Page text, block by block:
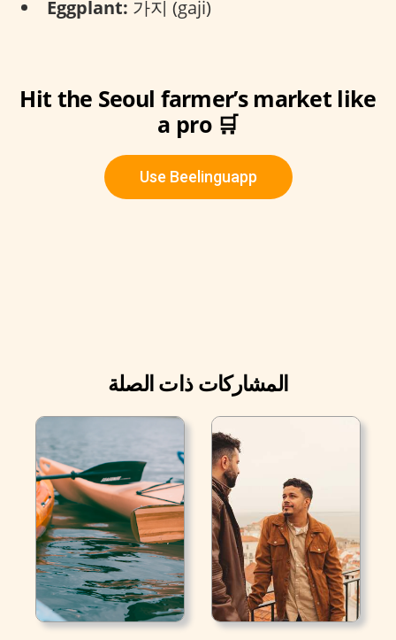
Eggplant: 가지 (gaji)
Hit the Seoul farmer’s market like
a pro 🛒
Use Beelinguapp
المشاركات ذات الصلة